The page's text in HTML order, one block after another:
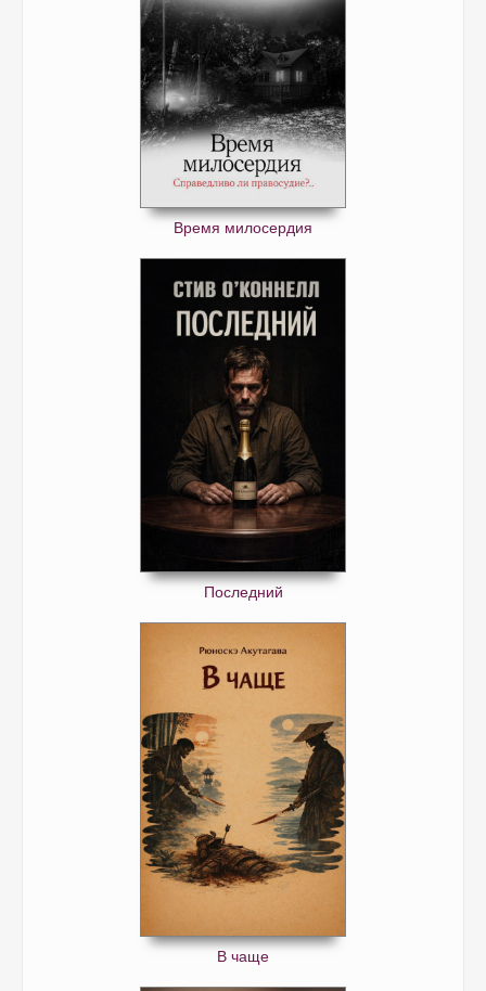
Время милосердия
Последний
В чаще